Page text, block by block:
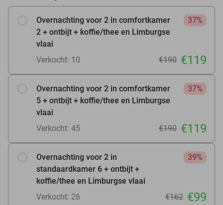
Overnachting voor 2 in comfortkamer
2 + ontbijt + koffie/thee en Limburgse
vlaai
37%
Verkocht: 10 €190 €119
Overnachting voor 2 in comfortkamer
5 + ontbijt + koffie/thee en Limburgse
vlaai
37%
Verkocht: 45 €190 €119
Overnachting voor 2 in
standaardkamer 6 + ontbijt +
koffie/thee en Limburgse vlaai
39%
Verkocht: 26 €162 €99